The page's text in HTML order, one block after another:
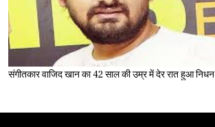
संगीतकार वाजिद खान का 42 साल की उम्र में देर रात हुआ निधन